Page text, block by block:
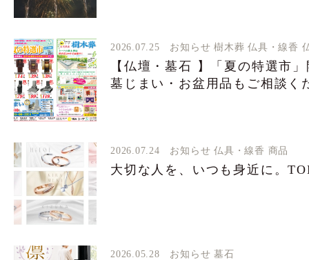
2026.07.25 お知らせ 樹木葬 仏具・線香
【仏壇・墓石 】「夏の特選市
墓じまい・お盆用品もご相談
2026.07.24 お知らせ 仏具・線香 商品
大切な人を、いつも身近に。
2026.05.28 お知らせ 墓石